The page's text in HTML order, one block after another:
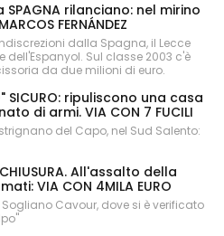
SPAGNA rilanciano: nel mirino
FERNÁNDEZ
dalla Spagna, il Lecce
Sul classe 2003 c'è
da due milioni di euro.
SICURO: ripuliscono una casa
di armi. VIA CON 7 FUCILI
del Capo, nel Sud Salento:
CHIUSURA. All'assalto della
VIA CON 4MILA EURO
Cavour, dove si è verificato